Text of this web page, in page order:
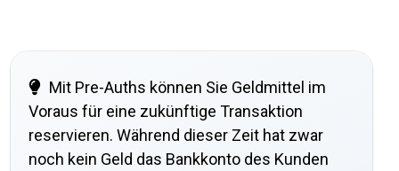
Mit Pre-Auths können Sie Geldmittel im
Voraus für eine zukünftige Transaktion
reservieren. Während dieser Zeit hat zwar
noch kein Geld das Bankkonto des Kunden